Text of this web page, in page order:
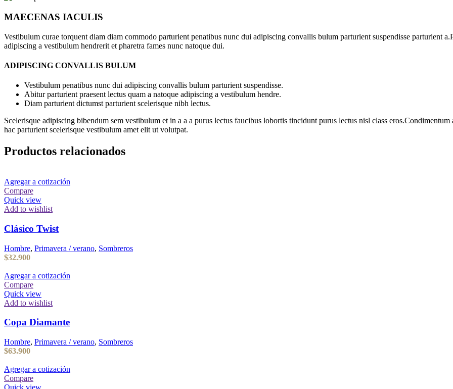
MAECENAS IACULIS
Vestibulum curae torquent diam diam commodo parturient penatibus nunc dui adipiscing convallis bulum parturient suspendisse parturient
adipiscing a vestibulum hendrerit et pharetra fames nunc natoque dui.
ADIPISCING CONVALLIS BULUM
Vestibulum penatibus nunc dui adipiscing convallis bulum parturient suspendisse.
Abitur parturient praesent lectus quam a natoque adipiscing a vestibulum hendre.
Diam parturient dictumst parturient scelerisque nibh lectus.
Scelerisque adipiscing bibendum sem vestibulum et in a a a purus lectus faucibus lobortis tincidunt purus lectus nisl class
hac parturient scelerisque vestibulum amet elit ut volutpat.
Productos relacionados
Agregar a cotización
Compare
Quick view
Add to wishlist
Clásico Twist
Hombre, Primavera / verano, Sombreros
$32.900
Agregar a cotización
Compare
Quick view
Add to wishlist
Copa Diamante
Hombre, Primavera / verano, Sombreros
$63.900
Agregar a cotización
Compare
Quick view